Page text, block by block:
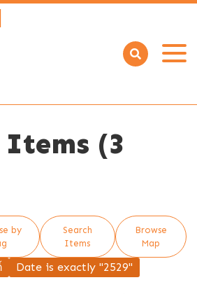
Open
Items (3
by
Search
Items
Browse
Map
Date is exactly "2529"